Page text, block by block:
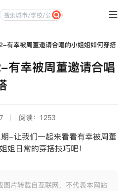
有幸被周董邀请合唱的小姐姐如何穿搭
幸被周董邀请合唱
阅读：1253
-让我们一起来看看有幸被周董
姐日常的穿搭技巧吧！
图片转载自互联网，不代表本网站